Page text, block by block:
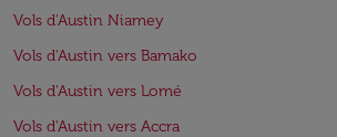
Vols d'Austin Niamey
Vols d'Austin vers Bamako
Vols d'Austin vers Lomé
Vols d'Austin vers Accra